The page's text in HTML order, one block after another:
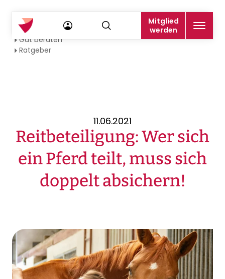
Mitglied
werden
Startseite
Gut beraten
Ratgeber
11.06.2021
Reitbeteiligung: Wer sich
ein Pferd teilt, muss sich
doppelt absichern!